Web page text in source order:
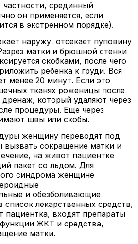
срединный
он применяется, если
в экстренном порядке).
наружу, отсекает пуповину
матки и брюшной стенки
скобками, после чего
ребенка к груди. Вся
менее 20 минут. Если это
тканях роженицы после
дренаж, который удаляют через
процедуры. Еще через
швы или скобы.
женщину переводят под
вызвать сокращение матки и
на живот пациентке
пакет со льдом. Для
синдрома женщине
и обезболивающие
список лекарственных средств,
пациентка, входят препараты
ЖКТ и средства,
матки.